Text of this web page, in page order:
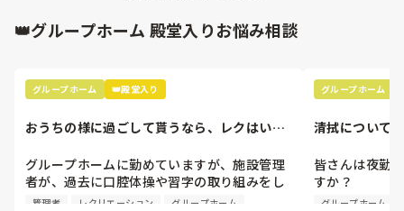
👑グループホーム 殿堂入りお悩み相談
グループホーム 👑殿堂入り
おうちの様に過ごして貰うなら、レクはいら
グループホームに勤めていますが、施設管理
者が、過去に口腔体操や習字の取り組みをし
た職員に対して、それはやらなくていいと言
管理者 レクリエーション グループホーム
グループホーム
清拭について
皆さんは夜勤
すか？
うちの施設で
グループホーム